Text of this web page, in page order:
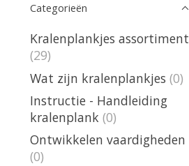
Categorieën
Kralenplankjes assortiment
(29)
Wat zijn kralenplankjes (0)
Instructie - Handleiding
kralenplank (0)
Ontwikkelen vaardigheden
(0)